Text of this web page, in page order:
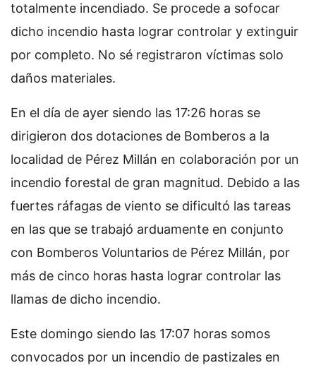
totalmente incendiado. Se procede a sofocar
dicho incendio hasta lograr controlar y extinguir
por completo. No sé registraron víctimas solo
daños materiales.
En el día de ayer siendo las 17:26 horas se
dirigieron dos dotaciones de Bomberos a la
localidad de Pérez Millán en colaboración por un
incendio forestal de gran magnitud. Debido a las
fuertes ráfagas de viento se dificultó las tareas
en las que se trabajó arduamente en conjunto
con Bomberos Voluntarios de Pérez Millán, por
más de cinco horas hasta lograr controlar las
llamas de dicho incendio.
Este domingo siendo las 17:07 horas somos
convocados por un incendio de pastizales en